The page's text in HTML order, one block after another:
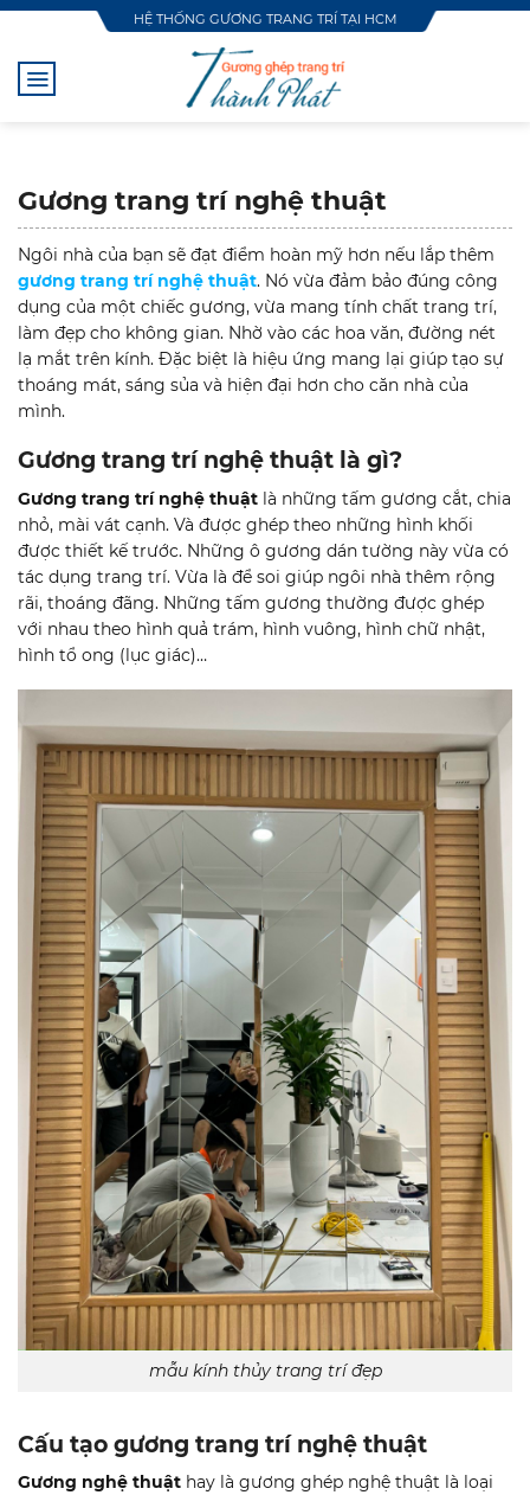
Skip
content
HỆ THỐNG GƯƠNG TRANG TRÍ TẠI HCM
Gương trang trí nghệ thuật
Ngôi nhà của bạn sẽ đạt điểm hoàn mỹ hơn nếu lắp thêm
gương trang trí nghệ thuật. Nó vừa đảm bảo đúng công
dụng của một chiếc gương, vừa mang tính chất trang trí,
làm đẹp cho không gian. Nhờ vào các hoa văn, đường nét
lạ mắt trên kính. Đặc biệt là hiệu ứng mang lại giúp tạo sự
thoáng mát, sáng sủa và hiện đại hơn cho căn nhà của
mình.
Gương trang trí nghệ thuật là gì?
Gương trang trí nghệ thuật là những tấm gương cắt, chia
nhỏ, mài vát cạnh. Và được ghép theo những hình khối
được thiết kế trước. Những ô gương dán tường này vừa có
tác dụng trang trí. Vừa là để soi giúp ngôi nhà thêm rộng
rãi, thoáng đãng. Những tấm gương thường được ghép
với nhau theo hình quả trám, hình vuông, hình chữ nhật,
hình tổ ong (lục giác)…
mẫu kính thủy trang trí đẹp
Cấu tạo gương trang trí nghệ thuật
Gương nghệ thuật hay là gương ghép nghệ thuật là loại